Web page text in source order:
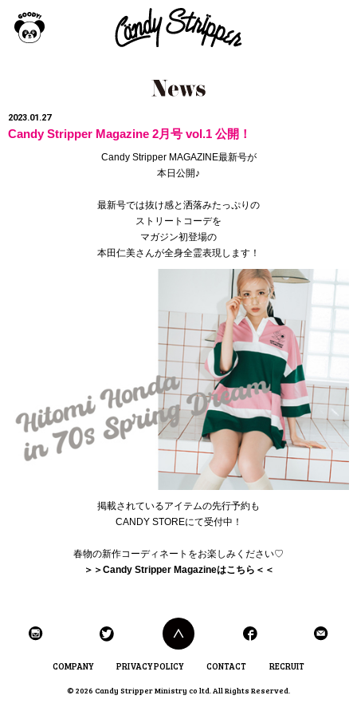
2023.01.27
Candy Stripper Magazine 2月号 vol.1 公開！
Candy Stripper MAGAZINE最新号が
本日公開♪
最新号では抜け感と洒落みたっぷりの
ストリートコーデを
マガジン初登場の
本田仁美さんが全身全霊表現します！
掲載されているアイテムの先行予約も
CANDY STOREにて受付中！
春物の新作コーディネートをお楽しみください♡
＞＞Candy Stripper Magazineはこちら＜＜
COMPANY PRIVACY POLICY CONTACT RECRUIT
© 2026 Candy Stripper Ministry co ltd. All Rights Reserved.